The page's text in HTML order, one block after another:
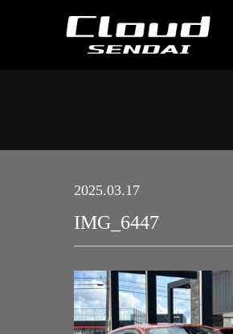
2025.03.17
IMG_6447